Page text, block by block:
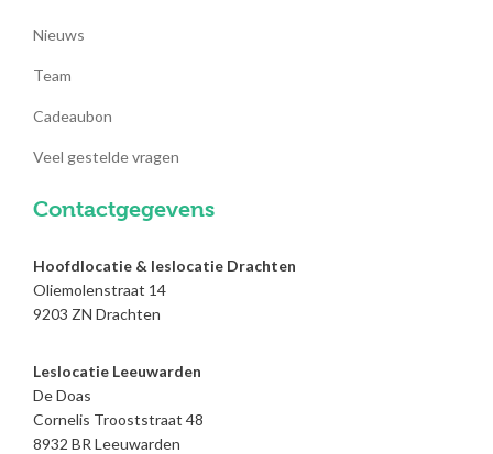
Nieuws
Team
Cadeaubon
Veel gestelde vragen
Contactgegevens
Hoofdlocatie & leslocatie Drachten
Oliemolenstraat 14
9203 ZN Drachten
Leslocatie Leeuwarden
De Doas
Cornelis Trooststraat 48
8932 BR Leeuwarden